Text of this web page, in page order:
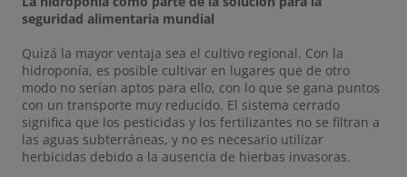
seguridad alimentaria mundial
Quizá la mayor ventaja sea el cultivo regional. Con la
hidroponía, es posible cultivar en lugares que de otro
modo no serían aptos para ello, con lo que se gana puntos
con un transporte muy reducido. El sistema cerrado
significa que los pesticidas y los fertilizantes no se filtran a
las aguas subterráneas, y no es necesario utilizar
herbicidas debido a la ausencia de hierbas invasoras.